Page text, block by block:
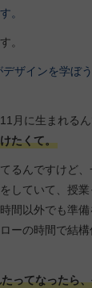
。
。
ザインを学ぼ
月に生まれるん
たくて。
るんですけど
していて、授
間以外でも準
ーの時間で結
ってなったら